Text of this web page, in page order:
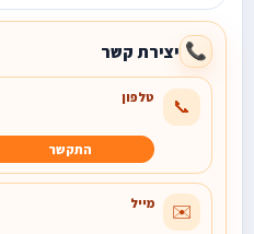
📞 יצירת קשר
📞 טלפון
התקשר
✉️ מייל